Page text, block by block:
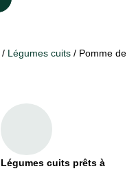
/ Légumes cuits / Pomme de
Légumes cuits prêts à